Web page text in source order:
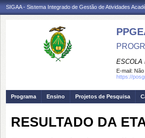
SIGAA - Sistema Integrado de Gestão de Atividades
ESCOLA
E-mail:
https://
Programa Ensino Projetos de Pesquisa
RESULTADO DA